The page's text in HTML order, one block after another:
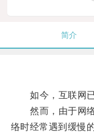
简介
如今，互联网已
然而，由于网络
络时经常遇到缓慢